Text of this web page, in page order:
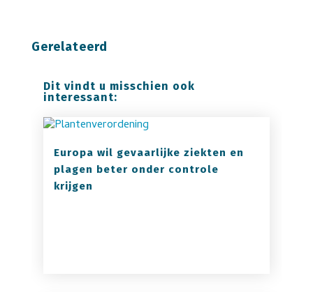
Gerelateerd
Dit vindt u misschien ook
interessant:
Europa wil gevaarlijke ziekten en
plagen beter onder controle
krijgen